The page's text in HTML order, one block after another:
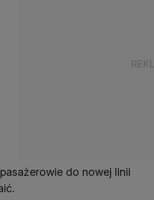
do nowej linii